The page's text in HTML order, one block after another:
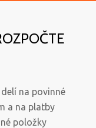
na povinné
a na platby
položky